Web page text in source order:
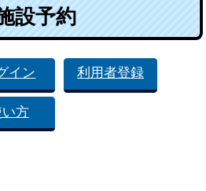
設予約
イン 利用者登録
方